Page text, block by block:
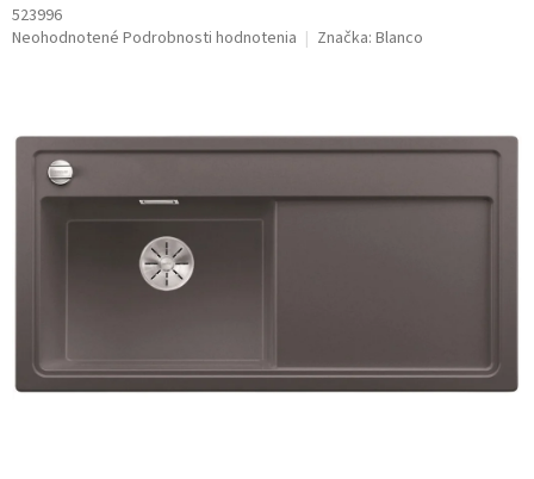
523996
Priemerné
hviezdičiek.
Neohodnotené Podrobnosti hodnotenia Značka: Blanco